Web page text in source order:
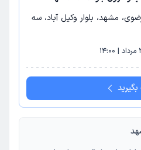
مشهد، بلوار وکیل آباد، سه